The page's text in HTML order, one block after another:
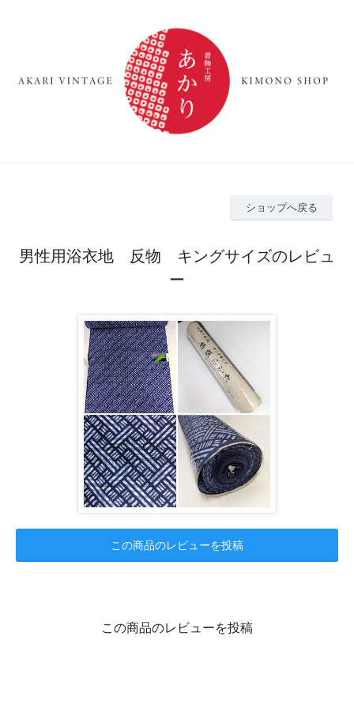
ショップへ戻る
男性用浴衣地 反物 キングサイズのレビュ
ー
この商品のレビューを投稿
この商品のレビューを投稿